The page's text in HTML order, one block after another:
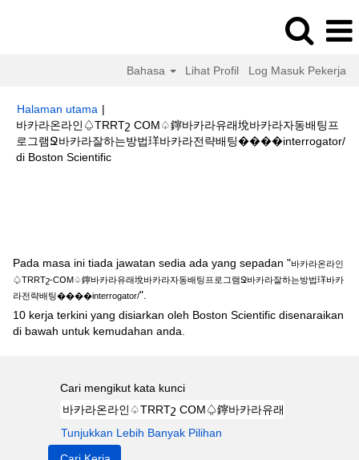
Bahasa Lihat Profil Log Masuk Pekerja
Halaman utama |
바카라온라인♤TRRTշ CՕM♤鑏바카라유래㙂바카라자동배팅프
로그램Ջ바카라잘하는방법珜바카라전략배팅����interrogator/
di Boston Scientific(halaman
Pada masa ini tiada jawatan sedia ada yang sepadan "바카라온라인
♤TRRTշ-CՕM♤鑏바카라유래㙂바카라자동배팅프로그램Ջ바카라잘하는방법珜바카
라전략배팅����interrogator/".
10 kerja terkini yang disiarkan oleh Boston Scientific disenaraikan
di bawah untuk kemudahan anda.
Cari mengikut kata kunci
Tunjukkan Lebih Banyak Pilihan